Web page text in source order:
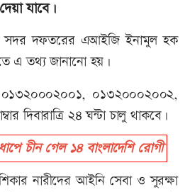
যাবে।
সদর দফতরের এআইজি ইনামুল হক
এ তথ্য জানানো হয়।
০১৩২০০০২০০২,
দিবারাত্রি ২৪ ঘন্টা চালু থাকবে।
চীন গেল ১৪ বাংলাদেশি রোগী
নারীদের আইনি সেবা ও সুরক্ষা